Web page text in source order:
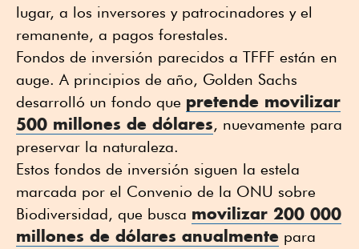
lugar, a los inversores y patrocinadores y el
remanente, a pagos forestales.
Fondos de inversión parecidos a TFFF están en
auge. A principios de año, Golden Sachs
desarrolló un fondo que pretende movilizar
500 millones de dólares, nuevamente para
preservar la naturaleza.
Estos fondos de inversión siguen la estela
marcada por el Convenio de la ONU sobre
Biodiversidad, que busca movilizar 200 000
millones de dólares anualmente para